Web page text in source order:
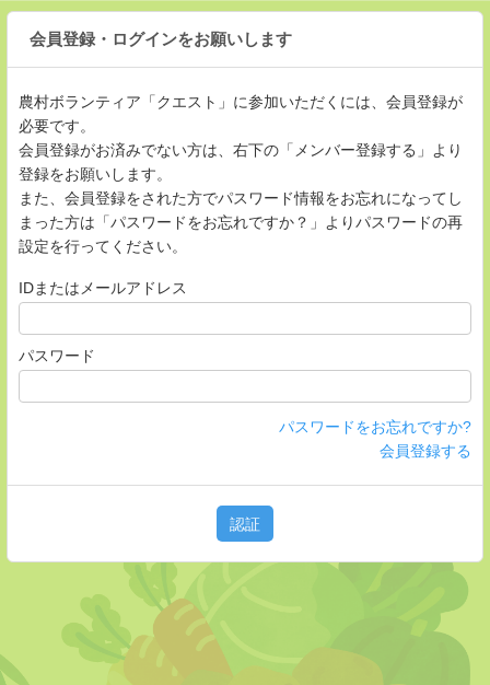
会員登録・ログインをお願いします
農村ボランティア「クエスト」に参加いただくには、会員登録が
必要です。
会員登録がお済みでない方は、右下の「メンバー登録する」より
登録をお願いします。
また、会員登録をされた方でパスワード情報をお忘れになってし
まった方は「パスワードをお忘れですか？」よりパスワードの再
設定を行ってください。
IDまたはメールアドレス
パスワード
パスワードをお忘れですか?
会員登録する